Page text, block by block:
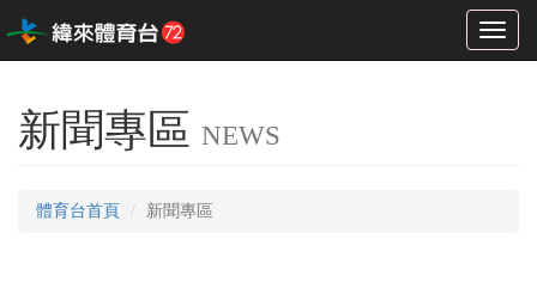
Toggle
新聞專區 NEWS
體育台首頁 新聞專區